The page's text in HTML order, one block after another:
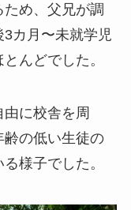
め、父兄が調
カ月〜未就学児
んどでした。
に校舎を周
齢の低い生徒の
様子でした。